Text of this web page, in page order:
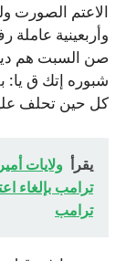
الاعتم الصورت
وأربعينية
صن السبت هم
شبوره إتك ق
كل حين تحلف
يقرأ ولايات
ترامب بإلغاء
ترامب